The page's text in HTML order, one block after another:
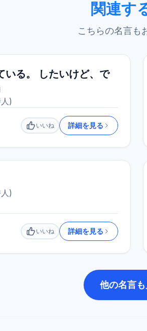
関連す
こちらの名言も
いる。 したいけど、で
)
いいね
いいね 詳細を見る
)
いいね
いいね 詳細を見る
他の名言